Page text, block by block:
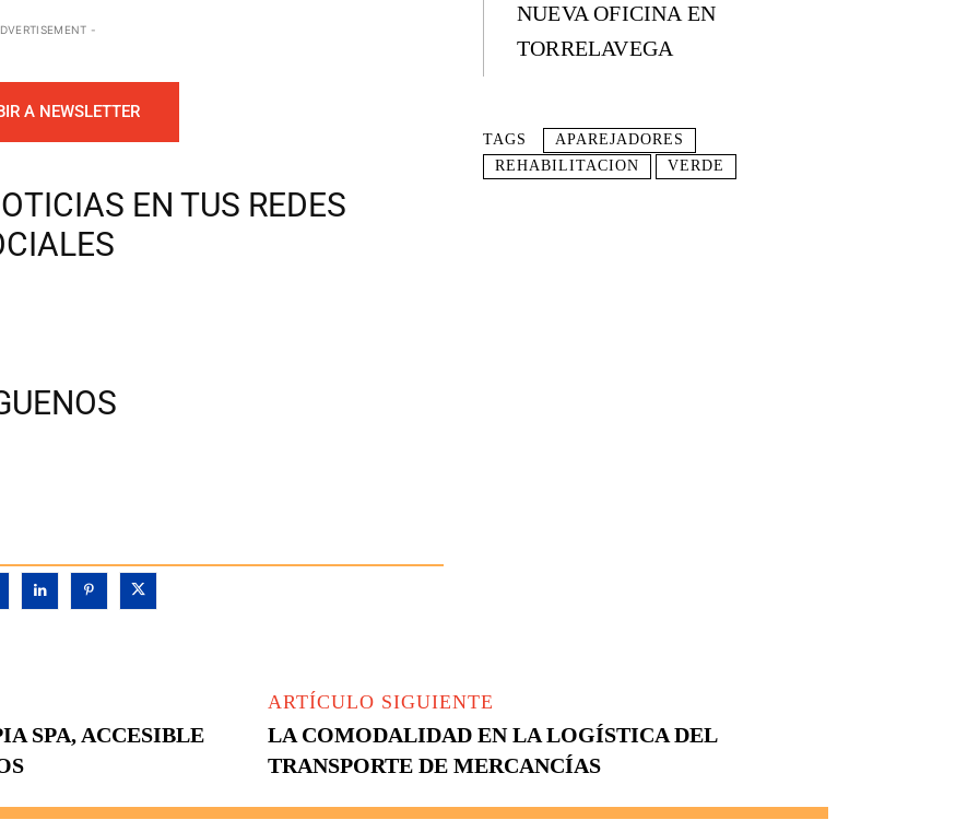
-
A NEWSLETTER
EN TUS REDES
NUEVA OFICINA EN
TORRELAVEGA
TAGS
APAREJADORES
REHABILITACION
VERDE
SPA, ACCESIBLE
ARTÍCULO SIGUIENTE
LA COMODALIDAD EN LA LOGÍSTICA DEL
TRANSPORTE DE MERCANCÍAS